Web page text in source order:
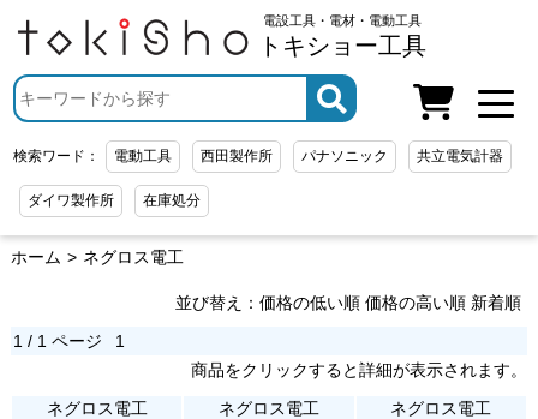
電設工具・電材・電動工具
トキショー工具
検索ワード： 電動工具 西田製作所 パナソニック 共立電気計器
ダイワ製作所 在庫処分
ホーム ネグロス電工
並び替え：価格の低い順 価格の高い順 新着順
1 / 1 ページ
1
商品をクリックすると詳細が表示されます。
ネグロス電工
ネグロス電工 ネグロス電工